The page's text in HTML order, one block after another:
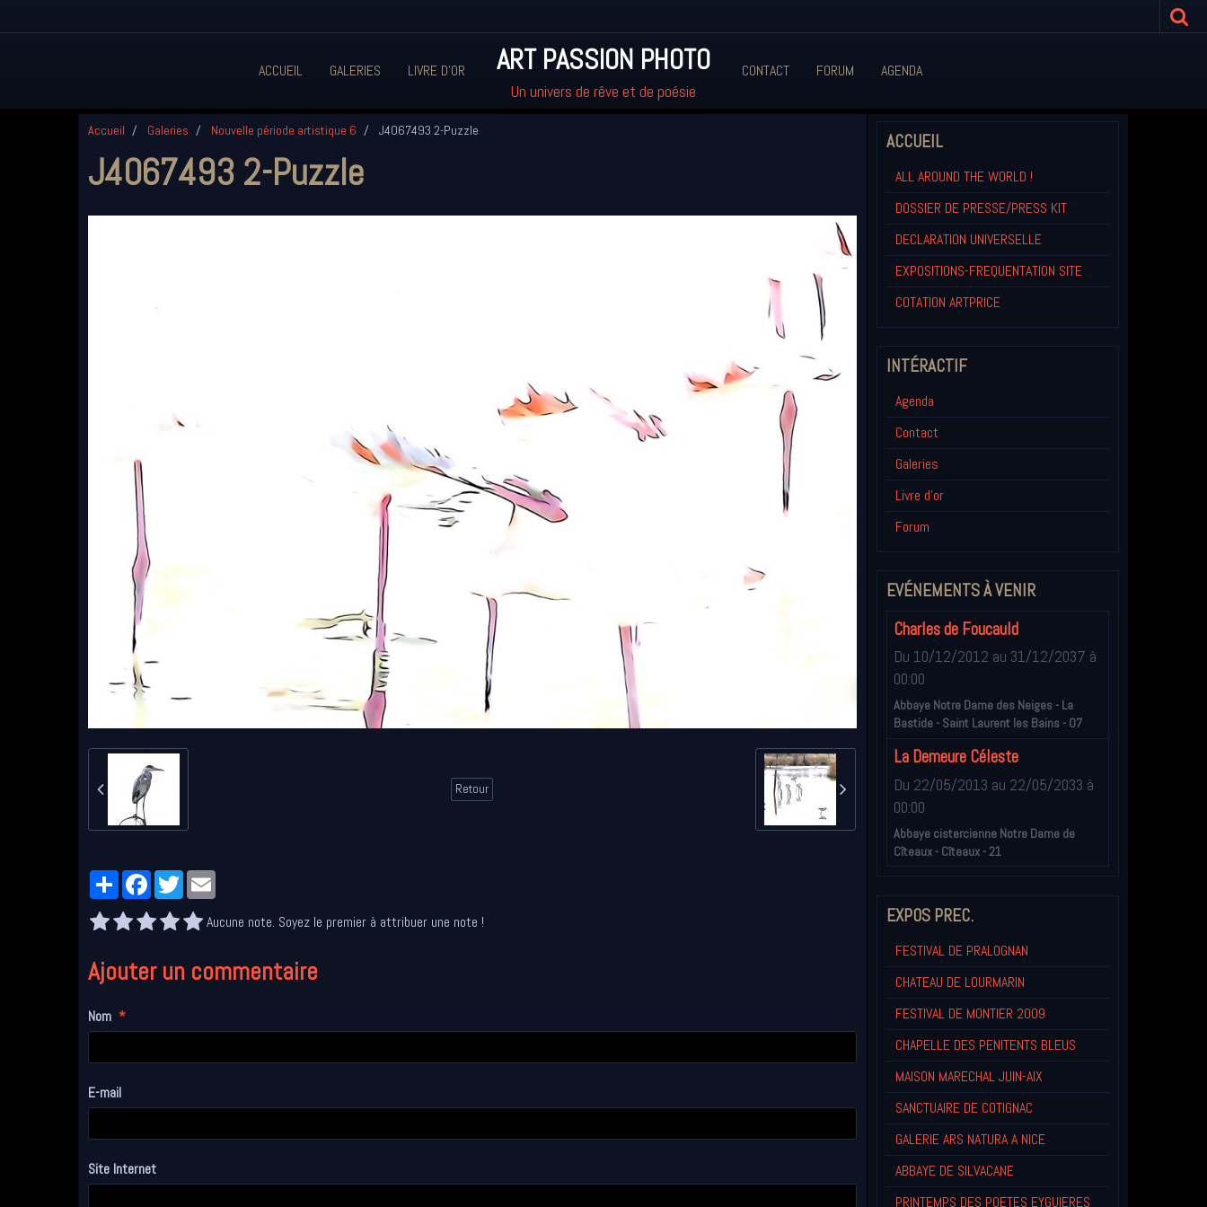
ACCUEIL GALERIES LIVRE D'OR ART PASSION PHOTO
Un univers de rêve et de poésie
CONTACT FORUM AGENDA
Accueil Galeries Nouvelle période artistique 6 J4067493 2-Puzzle
J4067493 2-Puzzle
Retour
PartagerFacebookTwitter
Aucune note. Soyez le premier à attribuer une note !
Ajouter un commentaire
Nom
E-mail
Site Internet
ACCUEIL
ALL AROUND THE WORLD !
DOSSIER DE PRESSE/PRESS KIT
DECLARATION UNIVERSELLE
EXPOSITIONS-FREQUENTATION SITE
COTATION ARTPRICE
INTÉRACTIF
Agenda
Contact
Galeries
Livre d'or
Forum
EVÉNEMENTS À VENIR
Charles de Foucauld
Du 10/12/2012 au 31/12/2037 à
00:00
Abbaye Notre Dame des Neiges - La
Bastide - Saint Laurent les Bains - 07
La Demeure Céleste
Du 22/05/2013 au 22/05/2033 à
00:00
Abbaye cistercienne Notre Dame de
Cîteaux - Cîteaux - 21
EXPOS PREC.
FESTIVAL DE PRALOGNAN
CHATEAU DE LOURMARIN
FESTIVAL DE MONTIER 2009
CHAPELLE DES PENITENTS BLEUS
MAISON MARECHAL JUIN-AIX
SANCTUAIRE DE COTIGNAC
GALERIE ARS NATURA A NICE
ABBAYE DE SILVACANE
PRINTEMPS DES POETES EYGUIERES